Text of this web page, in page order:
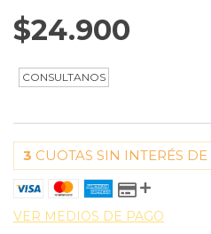
$24.900
3 CUOTAS SIN INTERÉS DE
VER MEDIOS DE PAGO